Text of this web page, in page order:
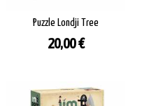
Puzzle Londji Tree
Prezzo
20,00 €